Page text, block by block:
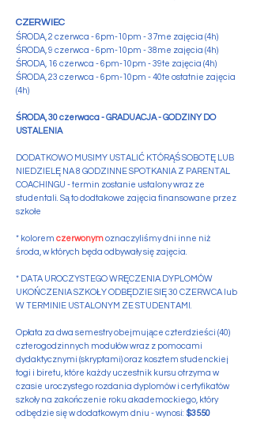
​CZERWIEC
ŚRODA, 2 czerwca - 6pm-10pm - 37me zajęcia (4h)
​ŚRODA, 9 czerwca - 6pm-10pm - 38me zajęcia (4h)
​ŚRODA, 16 czerwca - 6pm-10pm - 39te zajęcia (4h)
​ŚRODA, 23 czerwca - 6pm-10pm - 40te ostatnie zajęcia
(4h)
ŚRODA, 30 czerwaca - GRADUACJA - GODZINY DO
USTALENIA
DODATKOWO MUSIMY USTALIĆ KTÓRĄŚ SOBOTĘ LUB
NIEDZIELĘ NA 8 GODZINNE SPOTKANIA Z PARENTAL
COACHINGU - termin zostanie ustalony wraz ze
studentali. Są to dodtakowe zajęcia finansowane przez
szkołe
* kolorem czerwonymoznaczyliśmy dni inne niż
środa, w których będa odbywały się zajęcia.
* DATA UROCZYSTEGO WRĘCZENIA DYPLOMÓW
UKOŃCZENIA SZKOŁY ODBĘDZIE SIĘ 30 CZERWCA lub
W TERMINIE USTALONYM ZE STUDENTAMI.
Opłata za dwa semestry obejmujące czterdzieści (40)
czterogodzinnych modułów wraz z pomocami
dydaktycznymi (skryptami) oraz kosztem studenckiej
togi i biretu, które każdy uczestnik kursu otrzyma w
czasie uroczystego rozdania dyplomów i certyfikatów
szkoły na zakończenie roku akademockiego, który
odbędzie się w dodatkowym dniu - wynosi: $3550